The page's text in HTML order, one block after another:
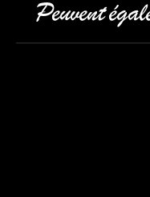
Peuvent